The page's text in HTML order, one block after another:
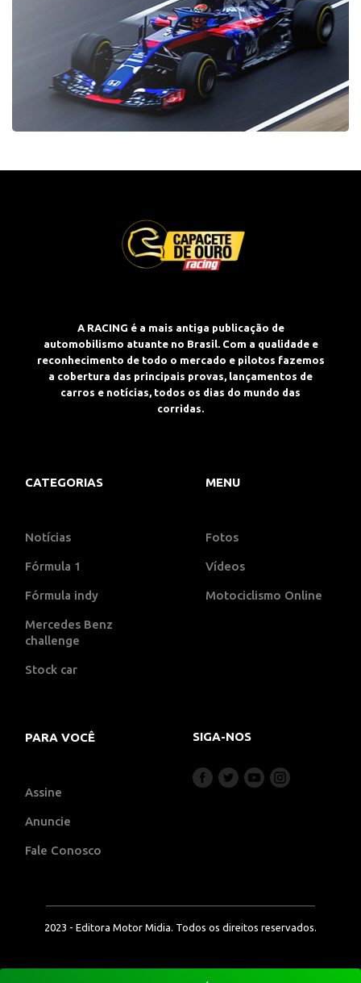
A RACING é a mais antiga publicação de
automobilismo atuante no Brasil. Com a qualidade e
reconhecimento de todo o mercado e pilotos fazemos
a cobertura das principais provas, lançamentos de
carros e notícias, todos os dias do mundo das
corridas.
CATEGORIAS
Notícias
Fórmula 1
Fórmula indy
Mercedes Benz
challenge
Stock car
MENU
Fotos
Vídeos
Motociclismo Online
PARA VOCÊ
Assine
Anuncie
Fale Conosco
SIGA-NOS
2023 - Editora Motor Midia. Todos os direitos reservados.